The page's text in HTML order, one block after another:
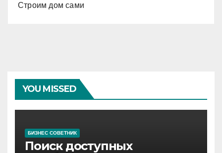
Строим дом сами
YOU MISSED
БИЗНЕС СОВЕТНИК
Поиск доступных